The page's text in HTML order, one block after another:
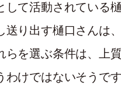
して活動されている
送り出す樋口さんは
らを選ぶ条件は、上
わけではないそうで